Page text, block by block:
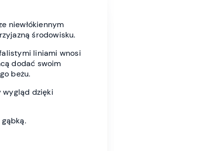
niewłókiennym
środowisku.
liniami wnosi
dodać swoim
beżu.
wygląd dzięki